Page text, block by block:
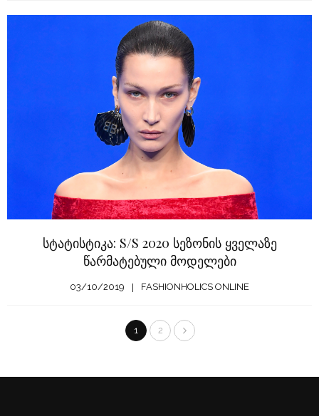
სტატისტიკა: S/S 2020 სეზონის ყველაზე
წარმატებული მოდელები
03/10/2019 FASHIONHOLICS ONLINE
1 2